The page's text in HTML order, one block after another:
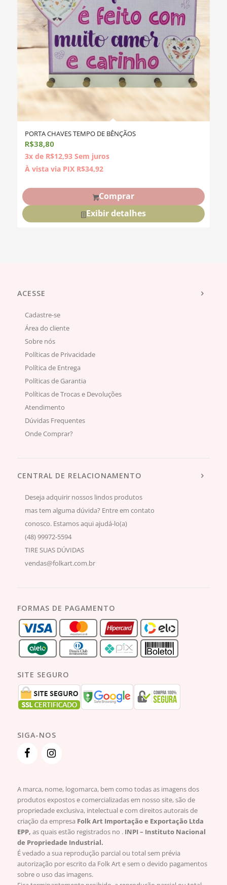
PORTA CHAVES TEMPO DE BÊNÇÃOS
R$38,80
3x de R$12,93 Sem juros
À vista via PIX R$34,92
Comprar
Exibir detalhes
ACESSE
Cadastre-se
Área do cliente
Sobre nós
Políticas de Privacidade
Política de Entrega
Políticas de Garantia
Políticas de Trocas e Devoluções
Atendimento
Dúvidas Frequentes
Onde Comprar?
CENTRAL DE RELACIONAMENTO
Deseja adquirir nossos lindos produtos
mas tem alguma dúvida? Entre em contato
conosco. Estamos aqui ajudá-lo(a)
(48) 99972-5594
TIRE SUAS DÚVIDAS
vendas@folkart.com.br
FORMAS DE PAGAMENTO
SITE SEGURO
SIGA-NOS
A marca, nome, logomarca, bem como todas as imagens dos
produtos expostos e comercializadas em nosso site, são de
propriedade exclusiva, intelectual e com direitos autorais de
criação da empresa Folk Art Importação e Exportação Ltda
EPP, as quais estão registrados no . INPI – Instituto Nacional
de Propriedade Industrial.
É vedado a sua reprodução parcial ou total sem prévia
autorização por escrito da Folk Art e sem o devido pagamentos
sobre o uso das imagens.